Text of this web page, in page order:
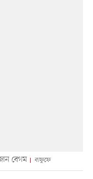
বেগম বাফুফে